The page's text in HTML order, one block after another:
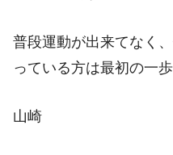
普段運動が出来てなく
っている方は最初の一
山崎